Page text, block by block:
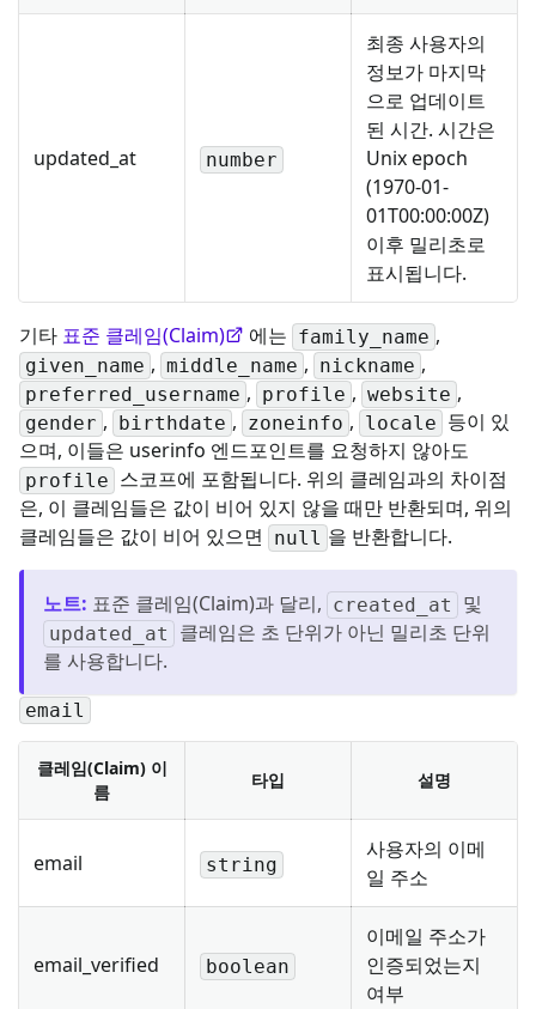
updated_at number
최종 사용자의
정보가 마지막
으로 업데이트
된 시간. 시간은
Unix epoch
(1970-01-
01T00:00:00Z)
이후 밀리초로
표시됩니다.
기타 표준 클레임(Claim) 에는 family_name ,
given_name , middle_name , nickname ,
preferred_username , profile , website ,
gender , birthdate , zoneinfo , locale 등이 있
으며, 이들은 userinfo 엔드포인트를 요청하지 않아도
profile 스코프에 포함됩니다. 위의 클레임과의 차이점
은, 이 클레임들은 값이 비어 있지 않을 때만 반환되며, 위의
클레임들은 값이 비어 있으면
null 을 반환합니다.
노트: 표준 클레임(Claim)과 달리, created_at 및
updated_at
클레임은 초 단위가 아닌 밀리초 단위
를 사용합니다.
email
클레임(Claim) 이
름
타입 설명
email string
사용자의 이메
일 주소
email_verified boolean
이메일 주소가
인증되었는지
여부